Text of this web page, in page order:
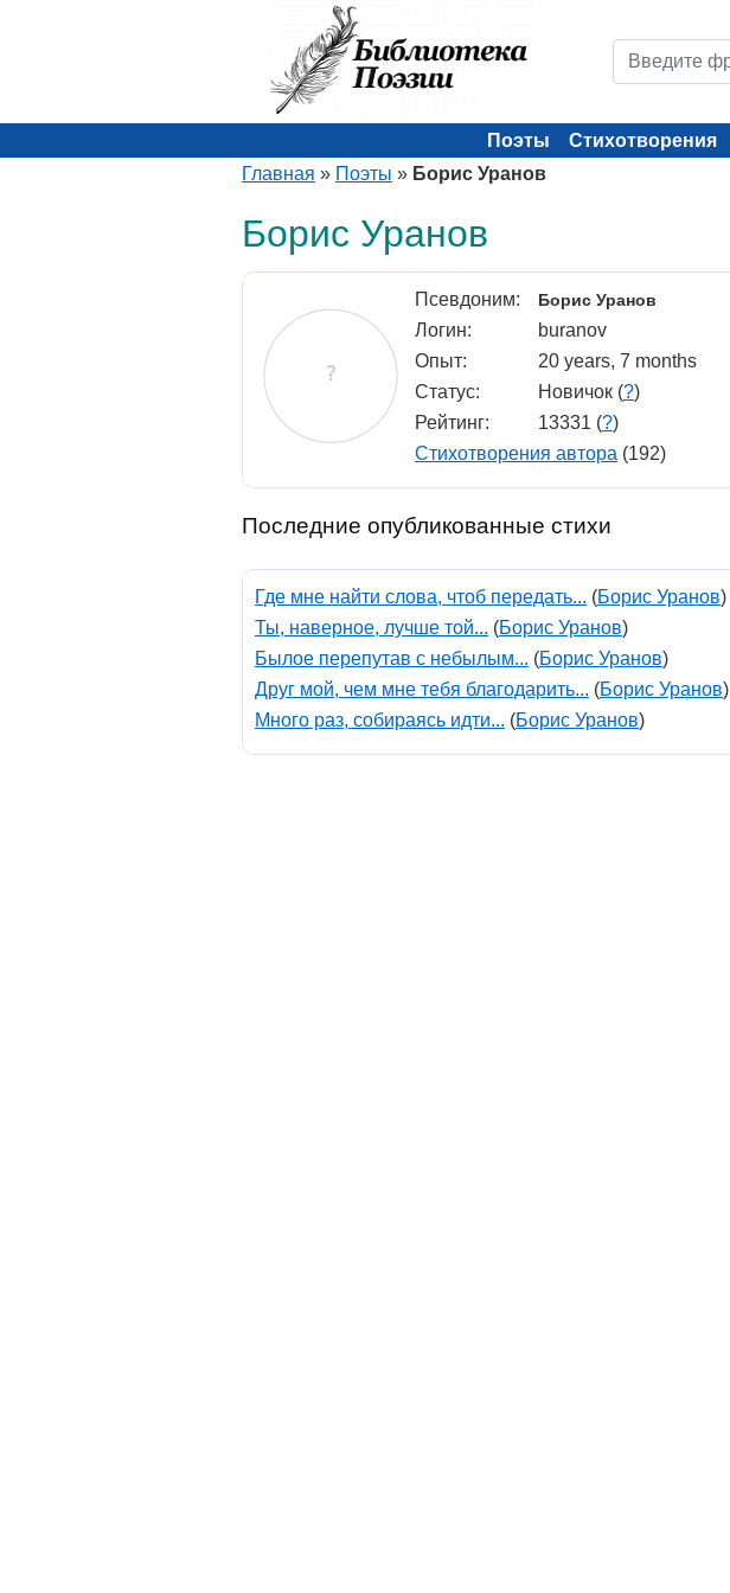
Поэты Стихотворения
Главная » Поэты » Борис Уранов
Борис Уранов
Псевдоним: Борис Уранов
Логин:
buranov
Опыт:
20 years, 7 months
Статус:
Новичок (?)
Рейтинг:
13331 (?)
Стихотворения автора (192)
Последние опубликованные стихи
Где мне найти слова, чтоб передать... (Борис Уранов)
Ты, наверное, лучше той... (Борис Уранов)
Былое перепутав с небылым... (Борис Уранов)
Друг мой, чем мне тебя благодарить... (Борис Уранов)
Много раз, собираясь идти... (Борис Уранов)